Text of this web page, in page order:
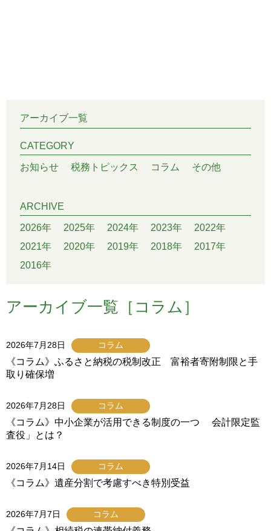
アーカイブ一覧
CATEGORY
お知らせ 税務トピックス コラム その他
ARCHIVE
2026年 2025年 2024年 2023年
2022年
2021年
2020年 2019年 2018年
2017年
2016年
アーカイブ一覧［コラム］
2026年7月28日 コラム
《コラム》ふるさと納税の税制改正 富裕者寄附制限と手
取り確保増
2026年7月28日 コラム
《コラム》中小企業が活用できる制度の一つ 会計限定監
査役」とは？
2026年7月14日 コラム
《コラム》遺産分割で考慮すべき特別受益
2026年7月7日 コラム